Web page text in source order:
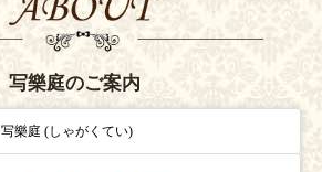
写樂庭のご案内
写樂庭 (しゃがくてい)